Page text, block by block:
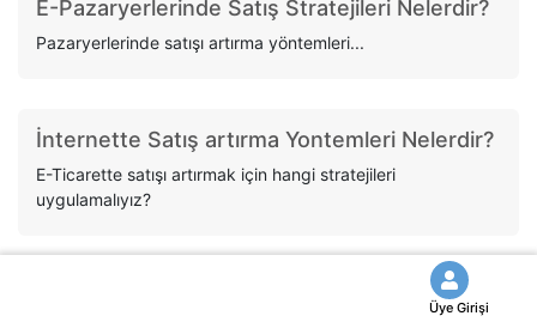
Üye Girişi
E-Pazaryerlerinde Satış Stratejileri Nelerdir?
Pazaryerlerinde satışı artırma yöntemleri...
İnternette Satış artırma Yontemleri Nelerdir?
E-Ticarette satışı artırmak için hangi stratejileri
uygulamalıyız?